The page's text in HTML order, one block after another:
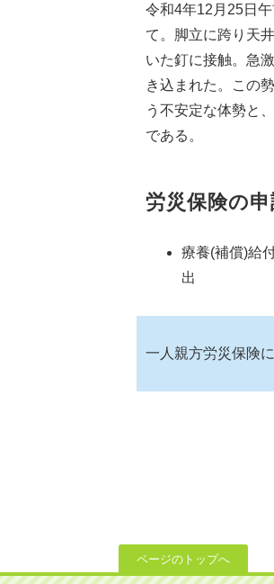
令和4年12月25日
て。脚立に跨り天
いた釘に接触。急
き込まれた。この
う不安定な体勢と
である。
労災保険の
療養(補償)給
出
一人親方労災保険
ページのトップへ